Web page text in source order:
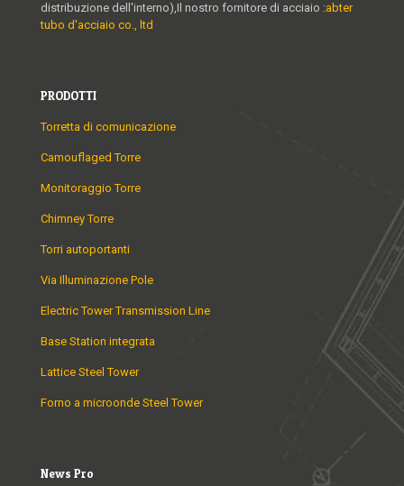
distribuzione dell'interno),Il nostro fornitore di acciaio :abter
tubo d'acciaio co., ltd
PRODOTTI
Torretta di comunicazione
Camouflaged Torre
Monitoraggio Torre
Chimney Torre
Torri autoportanti
Via Illuminazione Pole
Electric Tower Transmission Line
Base Station integrata
Lattice Steel Tower
Forno a microonde Steel Tower
News Pro